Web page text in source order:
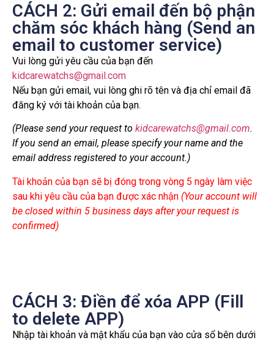
CÁCH 2: Gửi email đến bộ phận
chăm sóc khách hàng (Send an
email to customer service)
Vui lòng gửi yêu cầu của bạn đến
kidcarewatchs@gmail.com
Nếu bạn gửi email, vui lòng ghi rõ tên và địa chỉ email đã
đăng ký với tài khoản của bạn.
(Please send your request to kidcarewatchs@gmail.com.
If you send an email, please specify your name and the
email address registered to your account.)
Tài khoản của bạn sẽ bị đóng trong vòng 5 ngày làm việc
sau khi yêu cầu của bạn được xác nhận (Your account will
be closed within 5 business days after your request is
confirmed)
CÁCH 3: Điền để xóa APP (Fill
to delete APP)
Nhập tài khoản và mật khẩu của bạn vào cửa sổ bên dưới